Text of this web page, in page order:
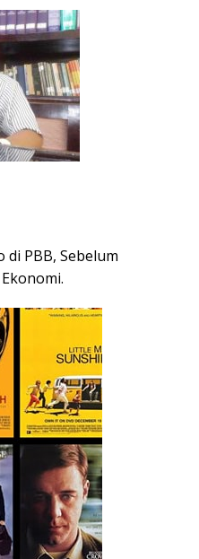
di PBB, Sebelum